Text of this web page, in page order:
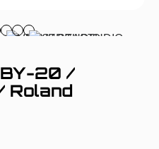
BY-20 /
Roland